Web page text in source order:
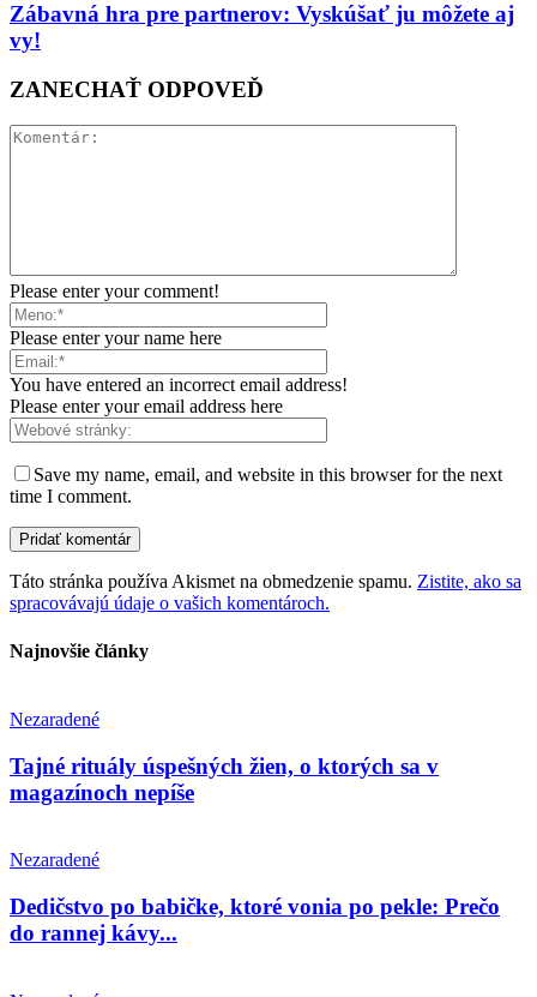
Zábavná hra pre partnerov: Vyskúšať ju môžete aj
vy!
ZANECHAŤ ODPOVEĎ
Please enter your comment!
Please enter your name here
You have entered an incorrect email address!
Please enter your email address here
Save my name, email, and website in this browser for the next
time I comment.
Táto stránka používa Akismet na obmedzenie spamu. Zistite, ako sa
spracovávajú údaje o vašich komentároch.
Najnovšie články
Nezaradené
Tajné rituály úspešných žien, o ktorých sa v
magazínoch nepíše
Nezaradené
Dedičstvo po babičke, ktoré vonia po pekle: Prečo
do rannej kávy...